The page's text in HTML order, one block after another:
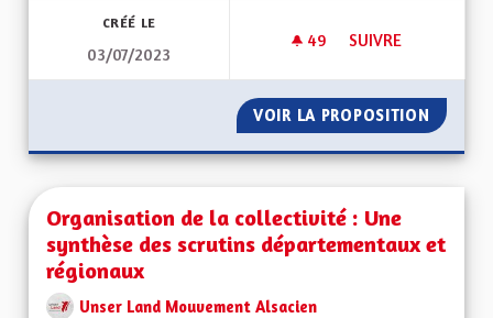
CRÉÉ LE
03/07/2023
49 49 ABONNÉS
SUIVRE
VOIR LA PROPOSITION LA
Organisation de la collectivité : Une
synthèse des scrutins départementaux et
régionaux
Unser Land Mouvement Alsacien